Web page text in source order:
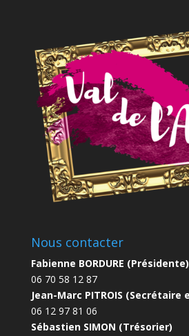
Nous contacter
Fabienne BORDURE (Présidente)
06 70 58 12 87
Jean-Marc PITROIS (Secrétaire
06 12 97 81 06
Sébastien SIMON (Trésorier)